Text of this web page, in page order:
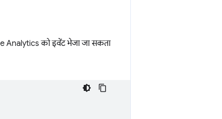
Analytics को इवेंट भेजा जा सकता